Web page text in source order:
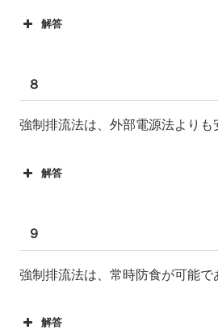
解答
８
強制排流法は、外部電源法よりも
解答
９
強制排流法は、常時防食が可能で
解答